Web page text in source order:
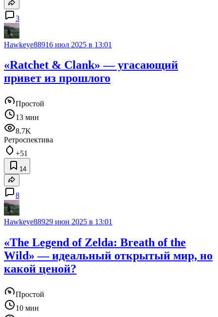
3
Hawkeye88916 июл 2025 в 13:01
«Ratchet & Clank» — угасающий
привет из прошлого
Простой
13 мин
8.7K
Ретроспектива
+51
14
8
Hawkeye88929 июн 2025 в 13:01
«The Legend of Zelda: Breath of the
Wild» — идеальный открытый мир, но
какой ценой?
Простой
10 мин